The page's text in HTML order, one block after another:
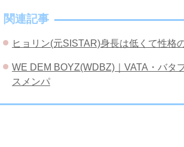
関連記事
ヒョリン(元SISTAR)身長は低くて性格
WE DEM BOYZ(WDBZ)｜VATA・バタ
スメンパ